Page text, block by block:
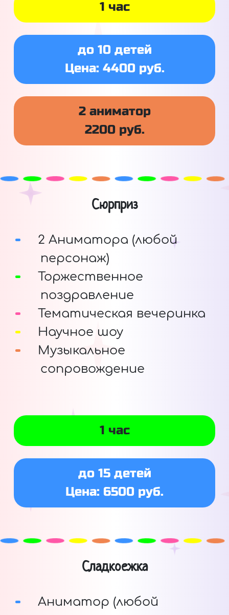
1 час
до 10 детей
Цена: 4400 руб.
2 аниматор
2200 руб.
Сюрприз
2 Аниматора (любой
персонаж)
Торжественное
поздравление
Тематическая вечеринка
Научное шоу
Музыкальное
сопровождение
1 час
до 15 детей
Цена: 6500 руб.
Сладкоежка
Аниматор (любой